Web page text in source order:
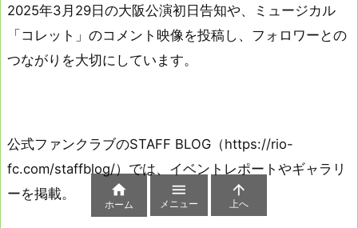
2025年3月29日の大阪公演初日告知や、ミュージカル
「コレット」のコメント映像を投稿し、フォロワーとの
つながりを大切にしています。
公式ファンクラブのSTAFF BLOG（https://rio-
fc.com/staffblog/）では、イベントレポートやギャラリ
ーを掲載。

ホーム

メニュー

上へ